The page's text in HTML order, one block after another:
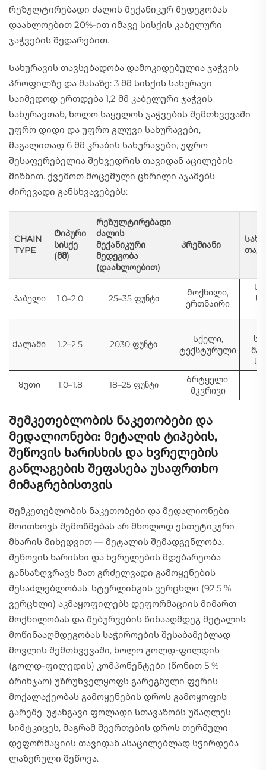
რეზულტირებადი ძალის მექანიკურ მედეგობას
დაახლოებით 20%-ით იმავე სისქის კაბელური
ჯაჭვების შედარებით.
Სახურავის თავსებადობა დამოკიდებულია ჯაჭვის
პროფილზე და მასაზე: 3 მმ სისქის სახურავი
საიმედოდ ერთდება 1,2 მმ კაბელური ჯაჭვის
სახურავთან, ხოლო საყელოს ჯაჭვების შემთხვევაში
უფრო დიდი და უფრო გლუვი სახურავები,
მაგალითად 6 მმ კრაბის სახურავები, უფრო
შესაფერებელია შეხვედრის თავიდან აცილების
მიზნით. ქვემოთ მოცემული ცხრილი აჯამებს
ძირევადი განსხვავებებს:
CHAIN
TYPE
Ტიპური
სისქე
(მმ)
Რეზულტირებადი
ძალის
მექანიკური
მედეგობა
(დაახლოებით)
Კრემიანი
Კაბელი 1.0–2.0 25–35 ფუნტი
Მოქნილი,
ერთნაირი
Ქალამი 1.2–2.5 2030 ფუნტი
Სქელი,
ტექსტურული
Ყუთი 1.0–1.8 18–25 ფუნტი
Ბრტყელი,
მკვრივი
Შემკეთებლობის ნაკეთობები და
მედალიონები: მეტალის ტიპების,
შეწოვის ხარისხის და ხვრელების
განლაგების შეფასება უსაფრთხო
მიმაგრებისთვის
Შემკეთებლობის ნაკეთობები და მედალიონები
მოითხოვს შემოწმებას არ მხოლოდ ესთეტიკური
მხარის მიხედვით — მეტალის შემადგენლობა,
შეწოვის ხარისხი და ხვრელების მდებარეობა
განსაზღვრავს მათ გრძელვადი გამოყენების
შესაძლებლობას. სტერლინგის ვერცხლი (92,5 %
ვერცხლი) აკმაყოფილებს დეფორმაციის მიმართ
მოქნილობას და შებურვების წინააღმდეგ მეტალის
მოწინააღმდეგობას საჭიროების შესაბამებლად
მოვლის შემთხვევაში, ხოლო გოლდ-ფილდის
(გოლდ-ფილედის) კომპონენტები (წონით 5 %
ბრინჯაო) უზრუნველყოფს გარეგნული ფერის
მოქალაქეობას გამოყენების დროს გამოყოფის
გარეშე. უჟანგავი ფოლადი სთავაზობს უმაღლეს
სიმტკიცეს, მაგრამ შეერთების დროს თერმული
დეფორმაციის თავიდან ასაცილებლად სჭირდება
ლაზერული შეწოვა.